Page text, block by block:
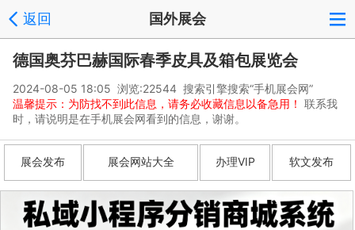
返回 国外展会
德国奥芬巴赫国际春季皮具及箱包展览会
2024-08-05 18:05 浏览:22544 搜索引擎搜索“手机展会网”
温馨提示：为防找不到此信息，请务必收藏信息以备急用！ 联系我
时，请说明是在手机展会网看到的信息，谢谢。
展会发布 展会网站大全 办理VIP 软文发布